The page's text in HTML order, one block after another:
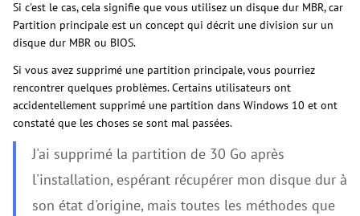
Si c'est le cas, cela signifie que vous utilisez un disque dur MBR, car
Partition principale est un concept qui décrit une division sur un
disque dur MBR ou BIOS.
Si vous avez supprimé une partition principale, vous pourriez
rencontrer quelques problèmes. Certains utilisateurs ont
accidentellement supprimé une partition dans Windows 10 et ont
constaté que les choses se sont mal passées.
J'ai supprimé la partition de 30 Go après
l'installation, espérant récupérer mon disque dur à
son état d'origine, mais toutes les méthodes que